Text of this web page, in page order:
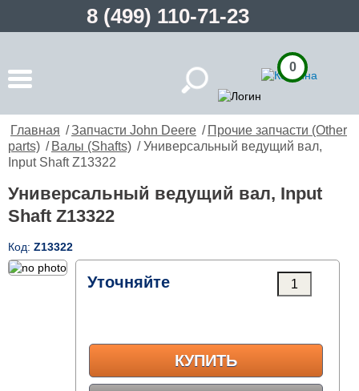
8 (499) 110-71-23
0
Главная /Запчасти John Deere / Прочие запчасти (Other
parts) / Валы (Shafts) / Универсальный ведущий вал,
Input Shaft Z13322
Универсальный ведущий вал, Input
Shaft Z13322
Код: Z13322
Уточняйте
КУПИТЬ